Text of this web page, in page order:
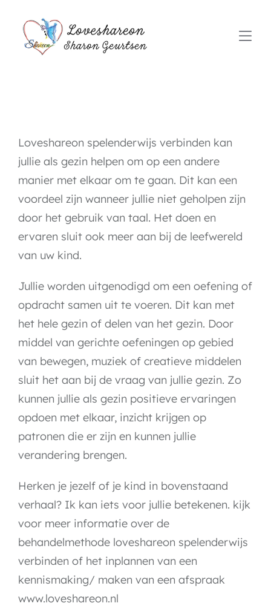
content
Aanbod behandelmethodes
Tarieven
Contact
Loveshareon spelenderwijs verbinden kan
jullie als gezin helpen om op een andere
manier met elkaar om te gaan. Dit kan een
voordeel zijn wanneer jullie niet geholpen zijn
door het gebruik van taal. Het doen en
ervaren sluit ook meer aan bij de leefwereld
van uw kind.
Jullie worden uitgenodigd om een oefening of
opdracht samen uit te voeren. Dit kan met
het hele gezin of delen van het gezin. Door
middel van gerichte oefeningen op gebied
van bewegen, muziek of creatieve middelen
sluit het aan bij de vraag van jullie gezin. Zo
kunnen jullie als gezin positieve ervaringen
opdoen met elkaar, inzicht krijgen op
patronen die er zijn en kunnen jullie
verandering brengen.
Herken je jezelf of je kind in bovenstaand
verhaal? Ik kan iets voor jullie betekenen. kijk
voor meer informatie over de
behandelmethode loveshareon spelenderwijs
verbinden of het inplannen van een
kennismaking/ maken van een afspraak
www.loveshareon.nl